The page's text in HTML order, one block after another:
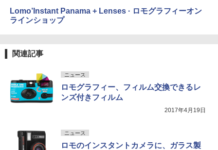
Lomo’Instant Panama + Lenses · ロモグラフィーオン
ラインショップ
関連記事
ニュース
ロモグラフィー、フィルム交換できるレ
ンズ付きフィルム
2017年4月19日
ニュース
ロモのインスタントカメラに、ガラス製